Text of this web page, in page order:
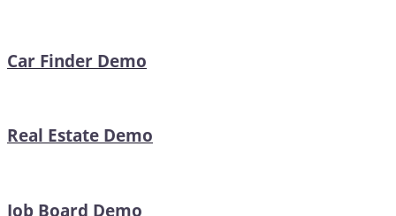
Car Finder Demo
Real Estate Demo
Job Board Demo